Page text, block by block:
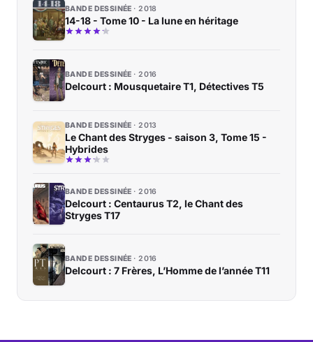
BANDE DESSINÉE 2018
14-18 - Tome 10 - La lune en héritage
BANDE DESSINÉE 2016
Delcourt : Mousquetaire T1, Détectives T5
BANDE DESSINÉE 2013
Le Chant des Stryges - saison 3, Tome 15 -
Hybrides
BANDE DESSINÉE 2016
Delcourt : Centaurus T2, le Chant des
Stryges T17
BANDE DESSINÉE 2016
Delcourt : 7 Frères, L’Homme de l’année T11